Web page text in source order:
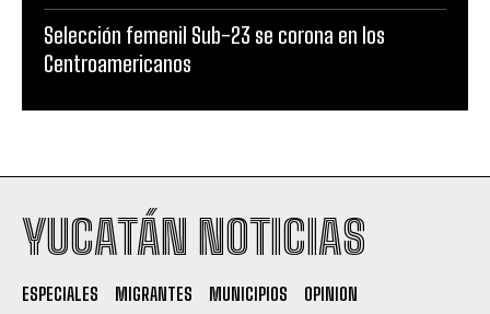
Selección femenil Sub-23 se corona en los
Centroamericanos
YUCATÁN NOTICIAS
ESPECIALES MIGRANTES MUNICIPIOS
OPINION